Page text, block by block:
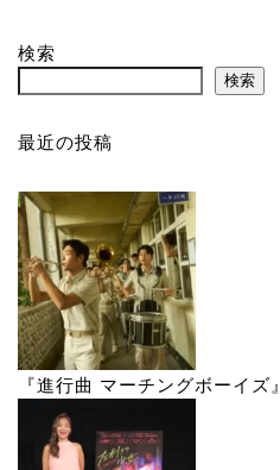
検索
検索
最近の投稿
『進行曲 マーチングボーイズ